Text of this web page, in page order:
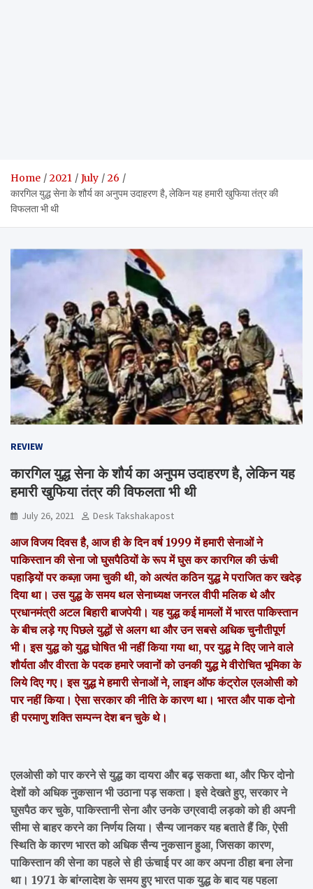
Home 2021 July
26
कारगिल युद्ध सेना के शौर्य का अनुपम उदाहरण है, लेकिन यह हमारी खुफिया तंत्र की
विफलता भी थी
REVIEW
कारगिल युद्ध सेना के शौर्य का अनुपम उदाहरण है, लेकिन यह
हमारी खुफिया तंत्र की विफलता भी थी
July 26, 2021 Desk Takshakapost
आज विजय दिवस है, आज ही के दिन वर्ष 1999 में हमारी सेनाओं ने
पाकिस्तान की सेना जो घुसपैठियों के रूप में घुस कर कारगिल की ऊंची
पहाड़ियों पर कब्ज़ा जमा चुकी थी, को अत्यंत कठिन युद्ध मे पराजित कर खदेड़
दिया था। उस युद्ध के समय थल सेनाध्यक्ष जनरल वीपी मलिक थे और
प्रधानमंत्री अटल बिहारी बाजपेयी। यह युद्ध कई मामलों में भारत पाकिस्तान
के बीच लड़े गए पिछले युद्धों से अलग था और उन सबसे अधिक चुनौतीपूर्ण
भी। इस युद्ध को युद्ध घोषित भी नहीं किया गया था, पर युद्ध मे दिए जाने वाले
शौर्यता और वीरता के पदक हमारे जवानों को उनकी युद्ध मे वीरोचित भूमिका के
लिये दिए गए। इस युद्ध मे हमारी सेनाओं ने, लाइन ऑफ कंट्रोल एलओसी को
पार नहीं किया। ऐसा सरकार की नीति के कारण था। भारत और पाक दोनो
ही परमाणु शक्ति सम्पन्न देश बन चुके थे।
एलओसी को पार करने से युद्ध का दायरा और बढ़ सकता था, और फिर दोनो
देशों को अधिक नुकसान भी उठाना पड़ सकता। इसे देखते हुए, सरकार ने
घुसपैठ कर चुके, पाकिस्तानी सेना और उनके उग्रवादी लड़को को ही अपनी
सीमा से बाहर करने का निर्णय लिया। सैन्य जानकर यह बताते हैं कि, ऐसी
स्थिति के कारण भारत को अधिक सैन्य नुकसान हुआ, जिसका कारण,
पाकिस्तान की सेना का पहले से ही ऊंचाई पर आ कर अपना ठीहा बना लेना
था। 1971 के बांग्लादेश के समय हुए भारत पाक युद्ध के बाद यह पहला